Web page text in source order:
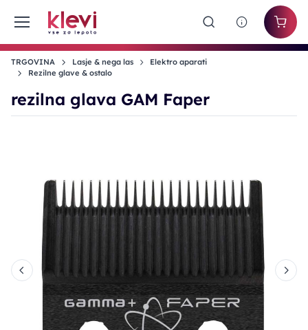
TRGOVINA Lasje & nega las
Elektro aparati
Rezilne glave & ostalo
rezilna glava GAM Faper